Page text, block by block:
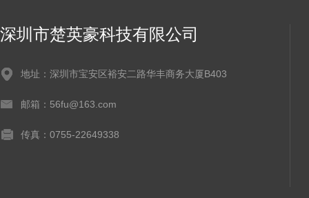
深圳市楚英豪科技有限公司
地址：深圳市宝安区裕安二路华丰商务大厦B403
邮箱：56fu@163.com
传真：0755-22649338